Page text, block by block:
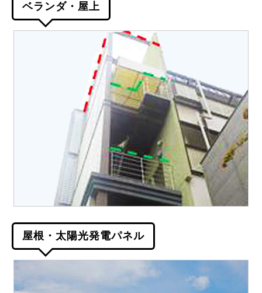
ベランダ・屋上
屋根・太陽光発電パネル